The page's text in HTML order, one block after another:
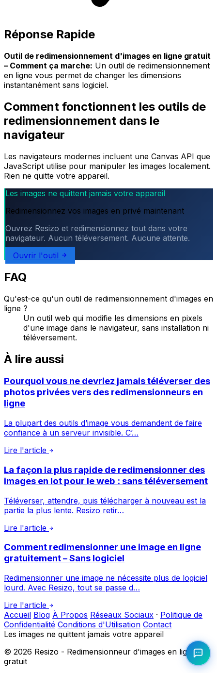
Réponse Rapide
Outil de redimensionnement d'images en ligne gratuit
– Comment ça marche: Un outil de redimensionnement
en ligne vous permet de changer les dimensions
instantanément sans logiciel.
Comment fonctionnent les outils de
redimensionnement dans le
navigateur
Les navigateurs modernes incluent une Canvas API que
JavaScript utilise pour manipuler les images localement.
Rien ne quitte votre appareil.
Les images ne quittent jamais votre appareil
Redimensionnez vos images en privé maintenant
Ouvrez Resizo et redimensionnez tout dans votre
navigateur. Aucun téléversement. Aucune attente.
Ouvrir l'outil
FAQ
Qu'est-ce qu'un outil de redimensionnement d'images en
ligne ?
Un outil web qui modifie les dimensions en pixels
d'une image dans le navigateur, sans installation ni
téléversement.
À lire aussi
Pourquoi vous ne devriez jamais téléverser des
photos privées vers des redimensionneurs en
ligne
La plupart des outils d’image vous demandent de faire
confiance à un serveur invisible. C’…
Lire l'article
La façon la plus rapide de redimensionner des
images en lot pour le web : sans téléversement
Téléverser, attendre, puis télécharger à nouveau est la
partie la plus lente. Resizo retir…
Lire l'article
Comment redimensionner une image en ligne
gratuitement – Sans logiciel
Redimensionner une image ne nécessite plus de logiciel
lourd. Avec Resizo, tout se passe d…
Lire l'article
Accueil Blog À Propos Réseaux Sociaux · Politique de
Confidentialité Conditions d'Utilisation Contact
Les images ne quittent jamais votre appareil
© 2026 Resizo - Redimensionneur d'images en ligne
gratuit